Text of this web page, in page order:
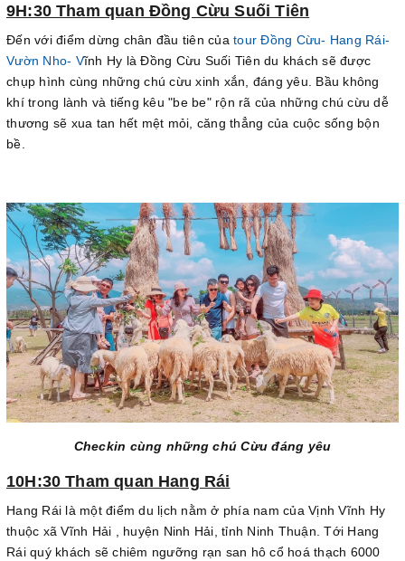
9H:30 Tham quan Đồng Cừu Suối Tiên
Đến với điểm dừng chân đầu tiên của tour Đồng Cừu- Hang Rái-
Vườn Nho- Vĩnh Hy là Đồng Cừu Suối Tiên du khách sẽ được
chụp hình cùng những chú cừu xinh xắn, đáng yêu. Bầu không
khí trong lành và tiếng kêu "be be" rộn rã của những chú cừu dễ
thương sẽ xua tan hết mệt mỏi, căng thẳng của cuộc sống bộn
bề.
Checkin cùng những chú Cừu đáng yêu
10H:30 Tham quan Hang Rái
Hang Rái là một điểm du lịch nằm ở phía nam của Vịnh Vĩnh Hy
thuộc xã Vĩnh Hải , huyện Ninh Hải, tỉnh Ninh Thuận. Tới Hang
Rái quý khách sẽ chiêm ngưỡng rạn san hô cổ hoá thạch 6000